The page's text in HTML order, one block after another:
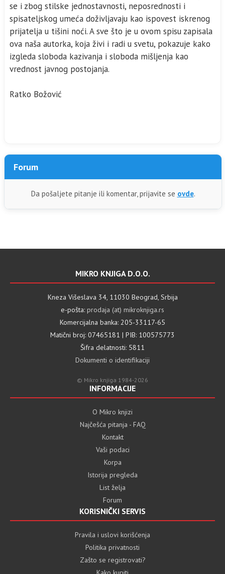
se i zbog stilske jednostavnosti, neposrednosti i
spisateljskog umeća doživljavaju kao ispovest iskrenog
prijatelja u tišini noći. A sve što je u ovom spisu zapisala
ova naša autorka, koja živi i radi u svetu, pokazuje kako
izgleda sloboda kazivanja i sloboda mišljenja kao
vrednost javnog postojanja.
Ratko Božović
Forum
Da pošaljete pitanje ili komentar, prijavite se ovde.
MIKRO KNJIGA D.O.O.
Kneza Višeslava 34, 11030 Beograd, Srbija
e-pošta: prodaja (at) mikroknjiga.rs
Komercijalna banka: 205-33117-65
Matični broj: 07465181 | PIB: 100575773
Šifra delatnosti: 5811
Dokumenti o identifikaciji
© Mikro knjiga 1984-2026
INFORMACIJE
O Mikro knjizi
Najčešća pitanja - FAQ
Kontakt
Vaši podaci
Korpa
Istorija pregleda
List želja
Forum
KORISNIČKI SERVIS
Pravila i uslovi korišćenja
Politika privatnosti
Zašto se registrovati?